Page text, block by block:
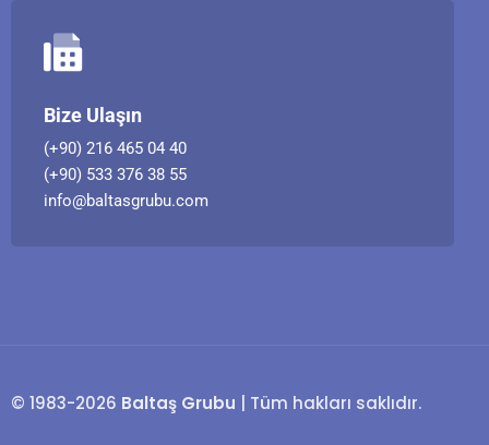
Bize Ulaşın
(+90) 216 465 04 40
(+90) 533 376 38 55
info@baltasgrubu.com
© 1983-2026 Baltaş Grubu | Tüm hakları saklıdır.